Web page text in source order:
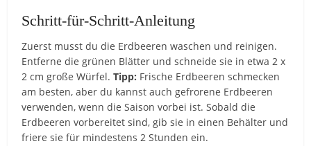
Schritt-für-Schritt-Anleitung
Zuerst musst du die Erdbeeren waschen und reinigen.
Entferne die grünen Blätter und schneide sie in etwa 2 x
2 cm große Würfel.Tipp: Frische Erdbeeren schmecken
am besten, aber du kannst auch gefrorene Erdbeeren
verwenden, wenn die Saison vorbei ist. Sobald die
Erdbeeren vorbereitet sind, gib sie in einen Behälter und
friere sie für mindestens 2 Stunden ein.